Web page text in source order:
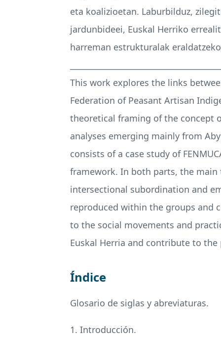
eta koalizioetan. Laburbilduz,
jardunbideei, Euskal Herriko
harreman estrukturalak
This work explores the links
Federation of Peasant Artisan
theoretical framing of the concept
analyses emerging mainly from
consists of a case study of
framework. In both parts, the
intersectional subordination and
reproduced within the groups and
to the social movements and
Euskal Herria and contribute to
Índice
Glosario de siglas y abreviaturas.
1. Introducción.